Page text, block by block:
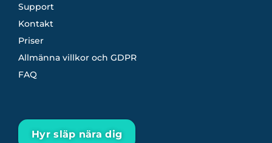
Support
Kontakt
Priser
Allmänna villkor och GDPR
FAQ
Hyr släp nära dig